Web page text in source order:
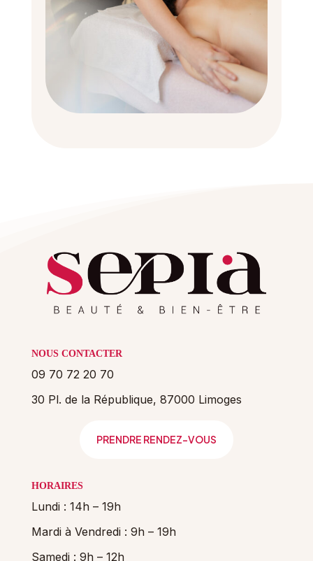
NOUS CONTACTER
09 70 72 20 70
30 Pl. de la République, 87000 Limoges
PRENDRE RENDEZ-VOUS
HORAIRES
Lundi : 14h – 19h
Mardi à Vendredi : 9h – 19h
Samedi : 9h – 12h